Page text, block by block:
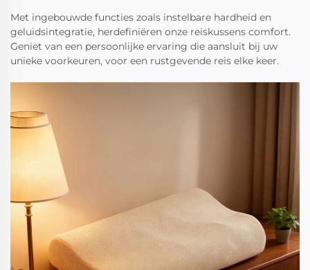
Met ingebouwde functies zoals instelbare hardheid en
geluidsintegratie, herdefiniëren onze reiskussens comfort.
Geniet van een persoonlijke ervaring die aansluit bij uw
unieke voorkeuren, voor een rustgevende reis elke keer.